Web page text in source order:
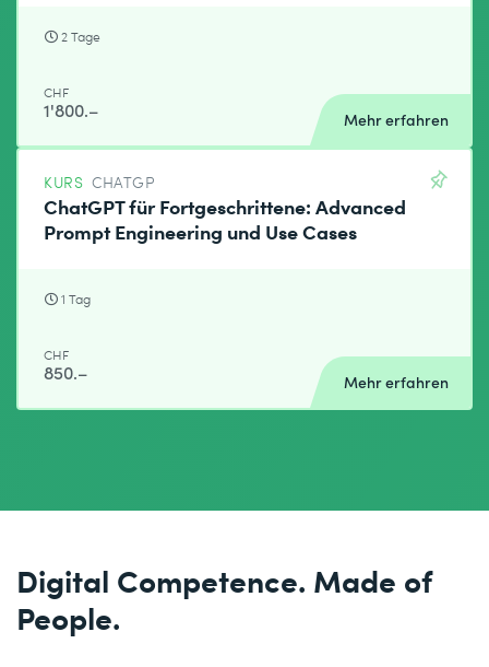
2 Tage
CHF
1'800.– Mehr erfahren
KURS CHATGP
ChatGPT für Fortgeschrittene: Advanced
Prompt Engineering und Use Cases
1 Tag
CHF
850.– Mehr erfahren
Digital Competence. Made of
People.